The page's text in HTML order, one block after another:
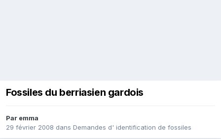
Fossiles du berriasien gardois
Par emma
29 février 2008 dans Demandes d' identification de fossiles